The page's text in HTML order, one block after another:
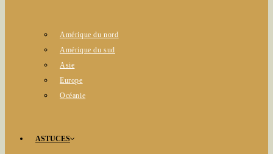
Amérique du nord
Amérique du sud
Asie
Europe
Océanie
ASTUCES